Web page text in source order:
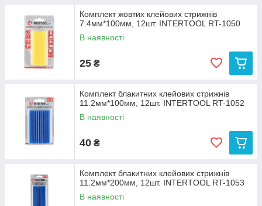
Комплект жовтих клейових стрижнів
7.4мм*100мм, 12шт. INTERTOOL RT-1050
В наявності
25 ₴
Комплект блакитних клейових стрижнів
11.2мм*100мм, 12шт. INTERTOOL RT-1052
В наявності
40 ₴
Комплект блакитних клейових стрижнів
11.2мм*200мм, 12шт. INTERTOOL RT-1053
В наявності